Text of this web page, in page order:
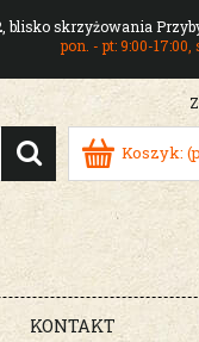
blisko skrzyżowania
pon. - pt: 9:00-17:00,
Koszyk:
KONTAKT